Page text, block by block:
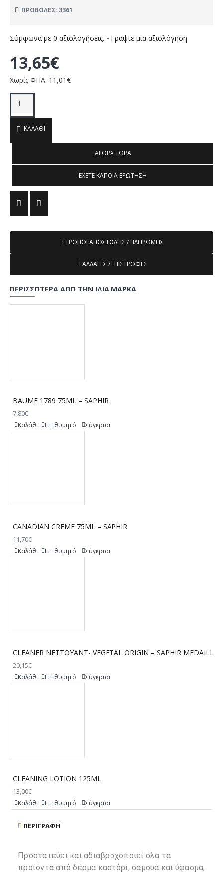
ΠΡΟΒΟΛΈΣ: 3361
Σύμφωνα με 0 αξιολογήσεις. - Γράψτε μια αξιολόγηση
13,65€
Χωρίς ΦΠΑ: 11,01€
ΚΑΛΆΘΙ
ΑΓΟΡΆ ΤΏΡΑ
ΈΧΕΤΕ ΚΆΠΟΙΑ ΕΡΏΤΗΣΗ
ΤΡΌΠΟΙ ΑΠΟΣΤΟΛΉΣ / ΠΛΗΡΩΜΉΣ
ΑΛΛΑΓΈΣ / ΕΠΙΣΤΡΟΦΈΣ
ΠΕΡΙΣΣΌΤΕΡΑ ΑΠΌ ΤΗΝ ΊΔΙΑ ΜΆΡΚΑ
BAUME 1789 75ML – SAPHIR
7,80€
Καλάθι Επιθυμητό Σύγκριση
CANADIAN CREME 75ML – SAPHIR
11,70€
Καλάθι Επιθυμητό Σύγκριση
CLEANER NETTOYANT- VEGETAL ORIGIN – SAPHIR MEDAILLE
20,15€
Καλάθι Επιθυμητό Σύγκριση
CLEANING LOTION 125ML
13,00€
Καλάθι Επιθυμητό Σύγκριση
ΠΕΡΙΓΡΑΦΉ
Προστατεύει και αδιαβροχοποιεί όλα τα
προϊόντα από δέρμα καστόρι, σαμουά και ύφασμα,